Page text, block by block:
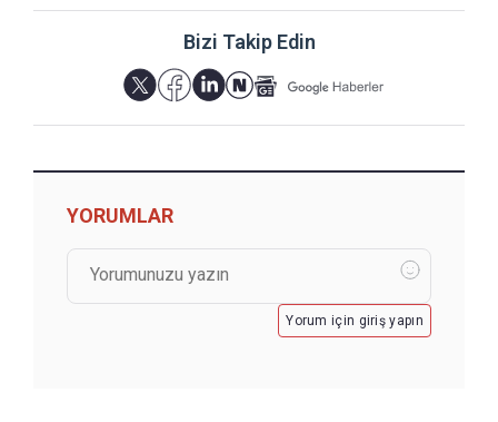
Bizi Takip Edin
YORUMLAR
Yorum için giriş yapın